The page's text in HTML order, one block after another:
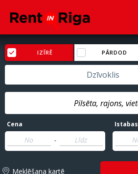
IZĪRĒ PĀRDOD
Dzīvoklis
Cena
-
Istabas
Meklēšana kartē